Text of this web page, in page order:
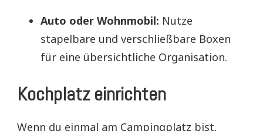
Auto oder Wohnmobil: Nutze
stapelbare und verschließbare Boxen
für eine übersichtliche Organisation.
Kochplatz einrichten
Wenn du einmal am Campingplatz bist,